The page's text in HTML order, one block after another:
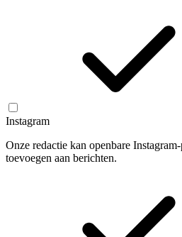
Instagram
Onze redactie kan openbare
toevoegen aan berichten.